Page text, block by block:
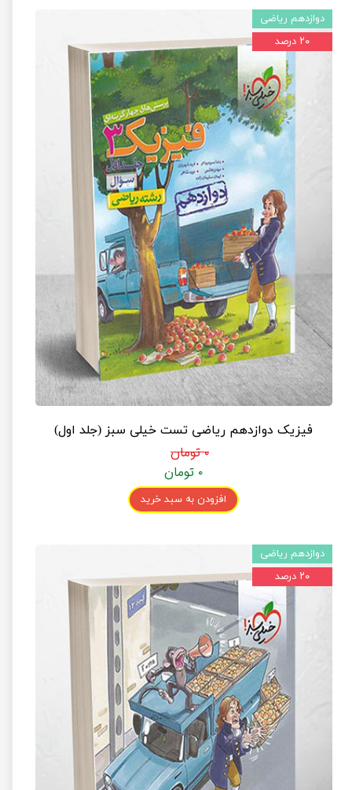
فیزیک دوازدهم ریاضی تست خیلی سبز (جلد اول)
۰ تومان
۰ تومان
افزودن به سبد خرید
دوازدهم ریاضی
۲۰ درصد
دوازدهم ریاضی
۲۰ درصد